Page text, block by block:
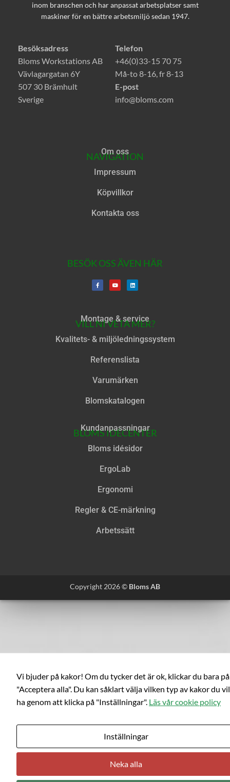
inom branschen och har anpassat arbetsplatser samt
maskiner för en bättre arbetsmiljö sedan 1947.
Besöksadress
Bloms Workstations AB
Vävlagargatan 6Y
507 30 Brämhult
Sverige
Telefon
+46(0)33-15 70 75
Må-to 8-16, fr 8-13
E-post
info@bloms.com
NAVIGATION
Om oss
Impressum
Köpvillkor
Kontakta oss
BESÖK OSS ÄVEN HÄR
VILL NI VETA MER?
Montage & service
Kvalitets- & miljöledningssystem
Referenslista
Varumärken
Blomskatalogen
BLOMS IDÉCENTER
Kundanpassningar
Bloms idésidor
ErgoLab
Ergonomi
Regler & CE-märkning
Arbetssätt
Copyright 2026 © Bloms AB
Vi bjuder på kakor! Om du tycker det är ok, klickar du bara på
"Acceptera alla". Du kan såklart välja vilken typ av kakor du
ha genom att klicka på "Inställningar". Läs vår cookie policy
Inställningar
Neka alla